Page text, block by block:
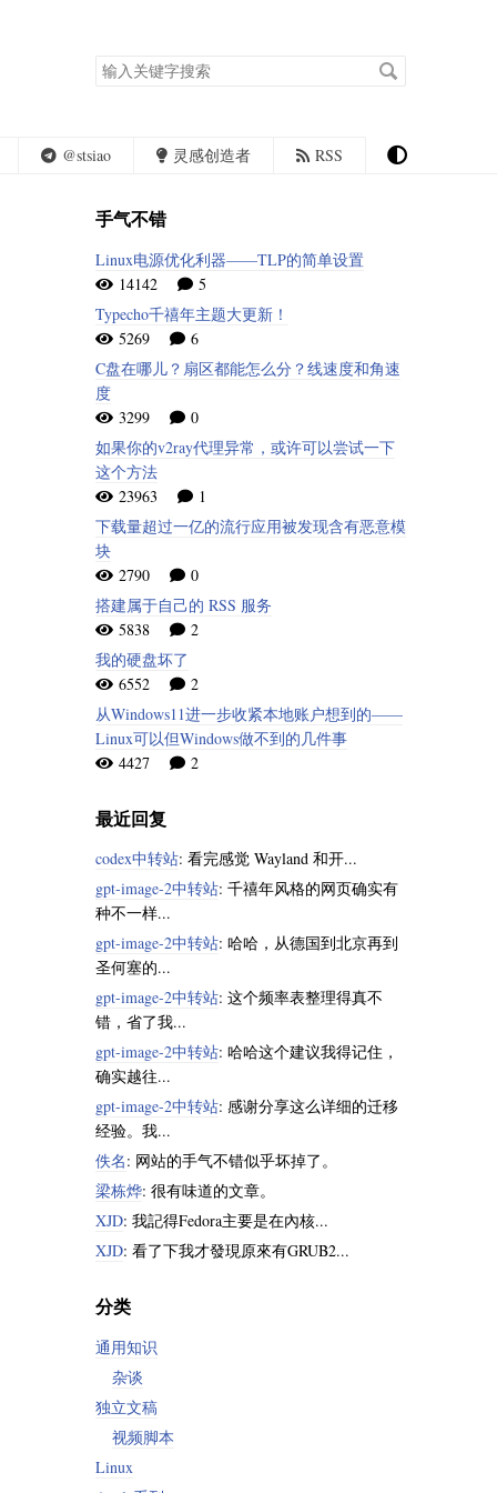
搜
索
@stsiao 灵感创造者 RSS
手气不错
Linux电源优化利器——TLP的简单设置
14142
5
Typecho千禧年主题大更新！
5269
6
C盘在哪儿？扇区都能怎么分？线速度和角速
度
3299
0
如果你的v2ray代理异常，或许可以尝试一下
这个方法
23963
1
下载量超过一亿的流行应用被发现含有恶意模
块
2790
0
搭建属于自己的 RSS 服务
5838
2
我的硬盘坏了
6552
2
从Windows11进一步收紧本地账户想到的——
Linux可以但Windows做不到的几件事
4427
2
最近回复
codex中转站: 看完感觉 Wayland 和开...
gpt-image-2中转站: 千禧年风格的网页确实有
种不一样...
gpt-image-2中转站: 哈哈，从德国到北京再到
圣何塞的...
gpt-image-2中转站: 这个频率表整理得真不
错，省了我...
gpt-image-2中转站: 哈哈这个建议我得记住，
确实越往...
gpt-image-2中转站: 感谢分享这么详细的迁移
经验。我...
佚名: 网站的手气不错似乎坏掉了。
梁栋烨: 很有味道的文章。
XJD: 我記得Fedora主要是在內核...
XJD: 看了下我才發現原來有GRUB2...
分类
通用知识
杂谈
独立文稿
视频脚本
Linux